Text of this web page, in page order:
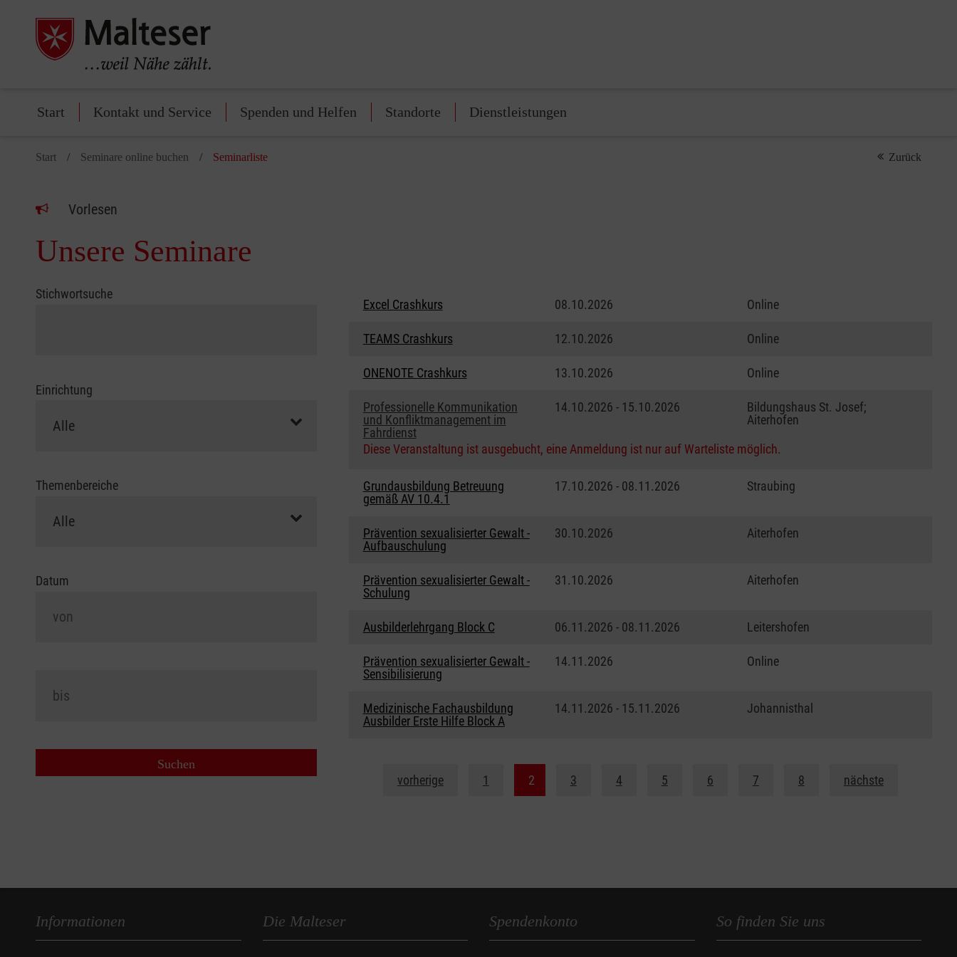
Start Kontakt und Service Spenden und Helfen Standorte Dienstleistungen
Start Seminare online buchen Seminarliste Zurück
Vorlesen
Unsere Seminare
Stichwortsuche
Einrichtung
Themenbereiche
Datum
Excel Crashkurs 08.10.2026 Online
TEAMS Crashkurs 12.10.2026 Online
ONENOTE Crashkurs 13.10.2026 Online
Professionelle Kommunikation
und Konfliktmanagement im
Fahrdienst
14.10.2026 - 15.10.2026
Bildungshaus St. Josef;
Aiterhofen
Diese Veranstaltung ist ausgebucht, eine Anmeldung ist nur auf Warteliste möglich.
Grundausbildung Betreuung
gemäß AV 10.4.1
17.10.2026 - 08.11.2026 Straubing
Prävention sexualisierter Gewalt -
Aufbauschulung
30.10.2026 Aiterhofen
Prävention sexualisierter Gewalt -
Schulung
31.10.2026 Aiterhofen
Ausbilderlehrgang Block C 06.11.2026 - 08.11.2026 Leitershofen
Prävention sexualisierter Gewalt -
Sensibilisierung
14.11.2026 Online
Medizinische Fachausbildung
Ausbilder Erste Hilfe Block A
14.11.2026 - 15.11.2026 Johannisthal
vorherige 1 2 3 4 5 6 7 8 nächste
Informationen Die Malteser Spendenkonto So finden Sie uns